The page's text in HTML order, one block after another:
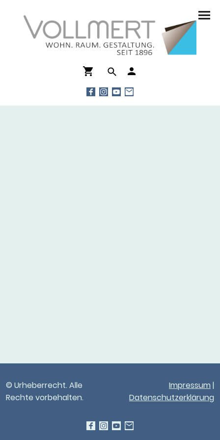
© Urheberrecht. Alle
Rechte vorbehalten.
Impressum |
Datenschutzerklärung